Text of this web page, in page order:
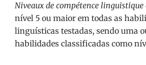
Niveaux de compétence linguistique
nível 5 ou maior em todas as
linguísticas testadas, sendo uma
habilidades classificadas como